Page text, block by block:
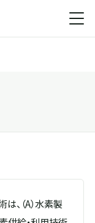
、（A）水素製